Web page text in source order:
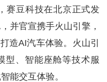
赛豆科技在北京正式发
并官宣携手火山引擎，
造AI汽车体验。火山引
型、智能座舱等技术服
能交互体验。